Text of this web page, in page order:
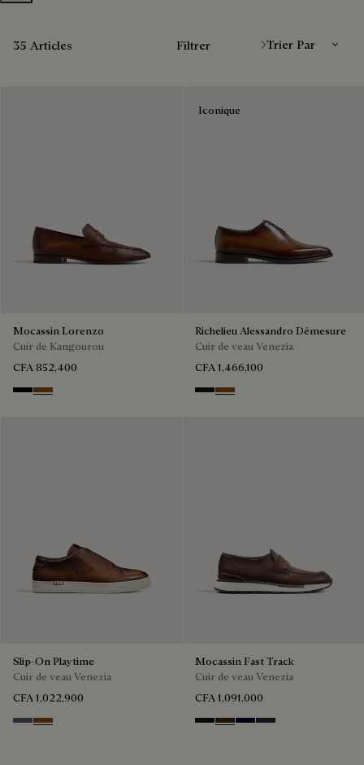
35 Articles Filtrer
Mocassin Lorenzo
Cuir de Kangourou
CFA 852,400
NEROTABACCO
Iconique
Richelieu Alessandro Démesure
Cuir de veau Venezia
CFA 1,466,100
NERO GRIGIO
Cacao Intenso
Slip-On Playtime
Cuir de veau Venezia
CFA 1,022,900
Light Aluminio
Cacao Intenso
Mocassin Fast Track
Cuir de veau Venezia
CFA 1,091,000
Nero Grigio
Marrone Intenso
Nero BluNero Fume